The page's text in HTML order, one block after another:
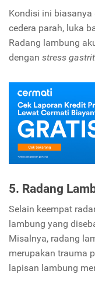
Kondisi ini
cedera parah, luka
Radang lambung
dengan stress
5. Radang
Selain keempat
lambung yang
Misalnya, radang
merupakan trauma
lapisan lambung